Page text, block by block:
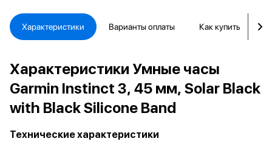
Характеристики Варианты оплаты Как купить
Характеристики Умные часы
Garmin Instinct 3, 45 мм, Solar Black
with Black Silicone Band
Технические характеристики